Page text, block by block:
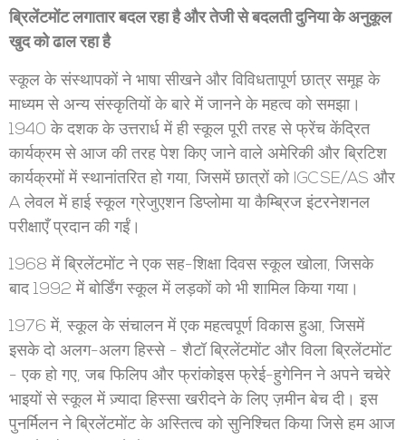
ब्रिलेंटमोंट लगातार बदल रहा है और तेजी से बदलती दुनिया के अनुकूल
खुद को ढाल रहा है
स्कूल के संस्थापकों ने भाषा सीखने और विविधतापूर्ण छात्र समूह के
माध्यम से अन्य संस्कृतियों के बारे में जानने के महत्व को समझा।
1940 के दशक के उत्तरार्ध में ही स्कूल पूरी तरह से फ्रेंच केंद्रित
कार्यक्रम से आज की तरह पेश किए जाने वाले अमेरिकी और ब्रिटिश
कार्यक्रमों में स्थानांतरित हो गया, जिसमें छात्रों को IGCSE/AS और
A लेवल में हाई स्कूल ग्रेजुएशन डिप्लोमा या कैम्ब्रिज इंटरनेशनल
परीक्षाएँ प्रदान की गईं।
1968 में ब्रिलेंटमोंट ने एक सह-शिक्षा दिवस स्कूल खोला, जिसके
बाद 1992 में बोर्डिंग स्कूल में लड़कों को भी शामिल किया गया।
1976 में, स्कूल के संचालन में एक महत्वपूर्ण विकास हुआ, जिसमें
इसके दो अलग-अलग हिस्से - शैटॉ ब्रिलेंटमोंट और विला ब्रिलेंटमोंट
- एक हो गए, जब फिलिप और फ्रांकोइस फ्रेई-हुगेनिन ने अपने चचेरे
भाइयों से स्कूल में ज़्यादा हिस्सा खरीदने के लिए ज़मीन बेच दी। इस
पुनर्मिलन ने ब्रिलेंटमोंट के अस्तित्व को सुनिश्चित किया जिसे हम आज